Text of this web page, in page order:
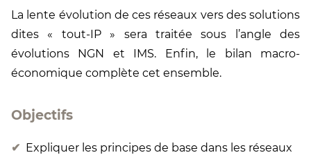
La lente évolution de ces réseaux vers des solutions
dites « tout-IP » sera traitée sous l’angle des
évolutions NGN et IMS. Enfin, le bilan macro-
économique complète cet ensemble.
Objectifs
Expliquer les principes de base dans les réseaux